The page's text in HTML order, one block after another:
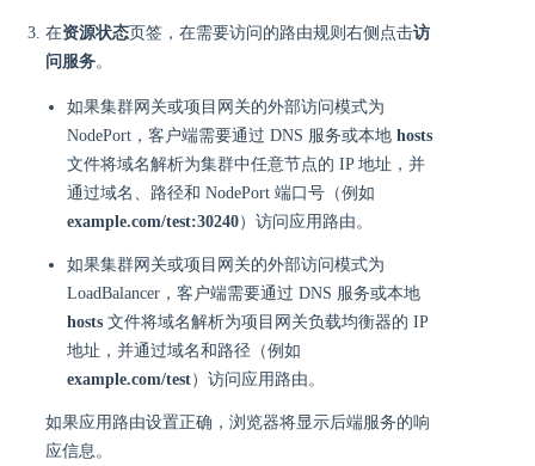
在资源状态页签，在需要访问的路由规则右侧点击访
问服务。
如果集群网关或项目网关的外部访问模式为
NodePort，客户端需要通过 DNS 服务或本地 hosts
文件将域名解析为集群中任意节点的 IP 地址，并
通过域名、路径和 NodePort 端口号（例如
example.com/test:30240）访问应用路由。
如果集群网关或项目网关的外部访问模式为
LoadBalancer，客户端需要通过 DNS 服务或本地
hosts 文件将域名解析为项目网关负载均衡器的 IP
地址，并通过域名和路径（例如
example.com/test）访问应用路由。
如果应用路由设置正确，浏览器将显示后端服务的响
应信息。